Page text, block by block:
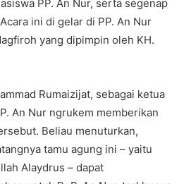
PP. An Nur, serta segenap
ini di gelar di PP. An Nur
yang dipimpin oleh KH.
Rumaizijat, sebagai ketua
An Nur ngrukem memberikan
Beliau menuturkan,
tamu agung ini – yaitu
Alaydrus – dapat